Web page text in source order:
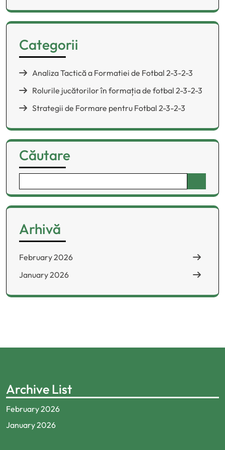
Categorii
Analiza Tactică a Formatiei de Fotbal 2-3-2-3
Rolurile jucătorilor în formația de fotbal 2-3-2-3
Strategii de Formare pentru Fotbal 2-3-2-3
Căutare
for:
Arhivă
February 2026
January 2026
Archive List
February 2026
January 2026